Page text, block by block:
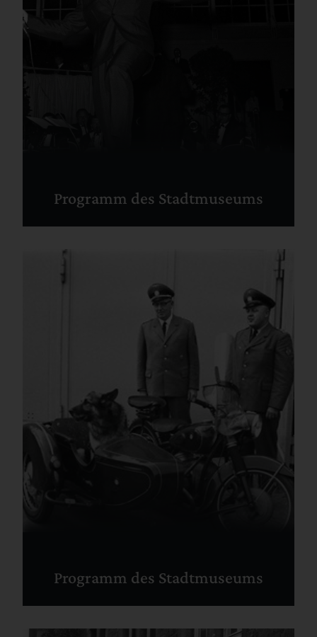
Programm des Stadtmuseums
Programm des Stadtmuseums